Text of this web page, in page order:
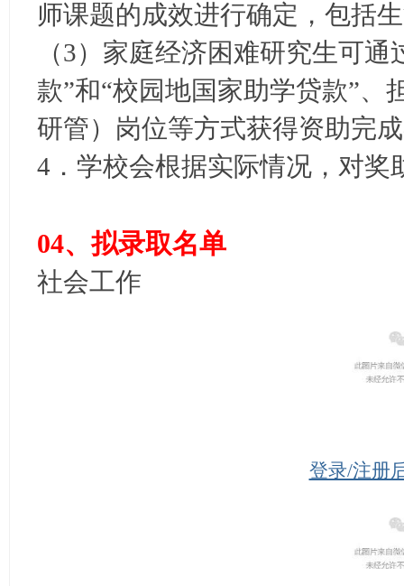
师课题的成效进行确定，包括
（3）家庭经济困难研究生可
款”和“校园地国家助学贷款”
研管）岗位等方式获得资助完
4．学校会根据实际情况，对奖
04、拟录取名单
社会工作
登录/注册